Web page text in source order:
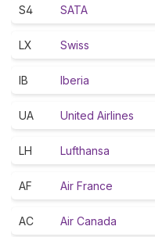
S4 SATA
LX Swiss
IB Iberia
UA United Airlines
LH Lufthansa
AF Air France
AC Air Canada